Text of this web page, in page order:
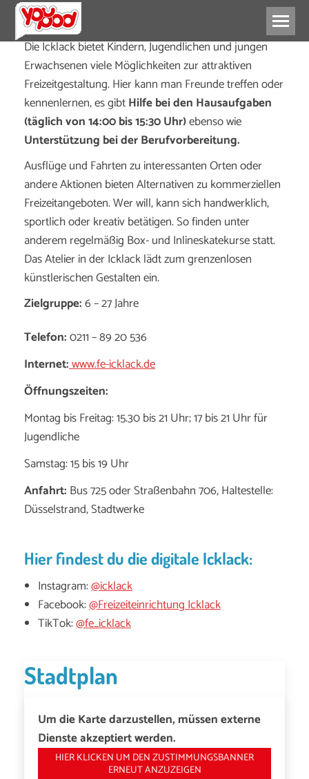
Die Icklack bietet Kindern, Jugendlichen und jungen
Erwachsenen viele Möglichkeiten zur attraktiven
Freizeitgestaltung. Hier kann man Freunde treffen oder
kennenlernen, es gibtHilfe bei den Hausaufgaben
(täglich von 14:00 bis 15:30 Uhr)ebenso wie
Unterstützung bei der Berufvorbereitung.
Ausflüge und Fahrten zu interessanten Orten oder
andere Aktionen bieten Alternativen zu kommerziellen
Freizeitangeboten. Wer will, kann sich handwerklich,
sportlich oder kreativ betätigen. So finden unter
anderem regelmäßig Box- und Inlineskatekurse statt.
Das Atelier in der Icklack lädt zum grenzenlosen
künstlerischen Gestalten ein.
Zielgruppe:6 – 27 Jahre
Telefon:0211 – 89 20 536
Internet:www.fe-icklack.de
Öffnungszeiten:
Montag bis Freitag: 15.30 bis 21 Uhr; 17 bis 21 Uhr für
Jugendliche
Samstag: 15 bis 19 Uhr
Anfahrt: Bus 725 oder Straßenbahn 706, Haltestelle:
Düsselstrand, Stadtwerke
Hier findest du die digitale Icklack:
Instagram:@icklack
Facebook:@Freizeiteinrichtung Icklack
TikTok:@fe_icklack
Stadtplan
Um die Karte darzustellen, müssen externe
Dienste akzeptiert werden.
HIER KLICKEN UM DEN ZUSTIMMUNGSBANNER
ERNEUT ANZUZEIGEN